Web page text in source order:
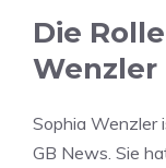
Die
Wenzler
Sophia Wenzler
GB News. Sie